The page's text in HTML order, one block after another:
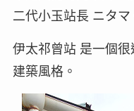
二代小玉站長 ニタマ
伊太祁曾站 是一個
建築風格。